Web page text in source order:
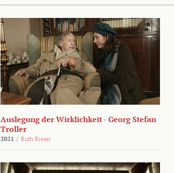
Auslegung der Wirklichkeit - Georg Stefan
Troller
2021 / Ruth Rieser